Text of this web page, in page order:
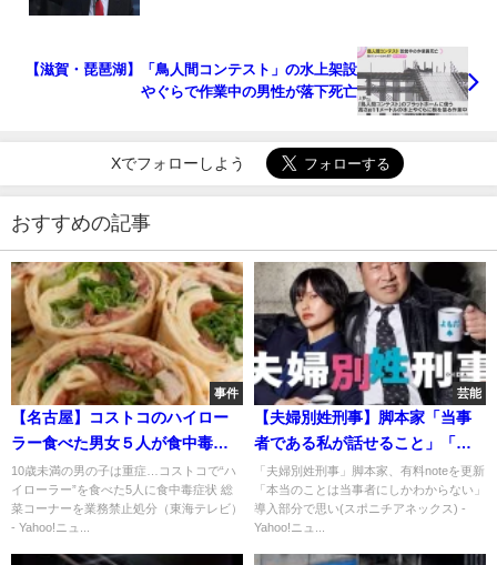
【滋賀・琵琶湖】「鳥人間コンテスト」の水上架設
やぐらで作業中の男性が落下死亡
Xでフォローしよう
おすすめの記事
事件
【名古屋】コストコのハイロー
ラー食べた男女５人が食中毒、
入院した男児１人は重症…
10歳未満の男の子は重症…コストコで“ハ
イローラー”を食べた5人に食中毒症状 総
菜コーナーを業務禁止処分（東海テレビ）
- Yahoo!ニュ...
芸能
【夫婦別姓刑事】脚本家「当事
者である私が話せること」「本
当のことは当事者にしかわから
ない」
「夫婦別姓刑事」脚本家、有料noteを更新
「本当のことは当事者にしかわからない」
導入部分で思い(スポニチアネックス) -
Yahoo!ニュ...